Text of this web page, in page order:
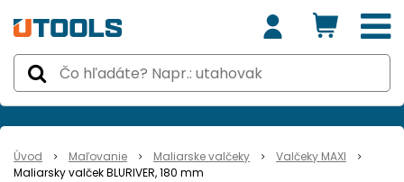
Úvod Maľovanie Maliarske valčeky
Valčeky MAXI
Maliarsky valček BLURIVER, 180 mm